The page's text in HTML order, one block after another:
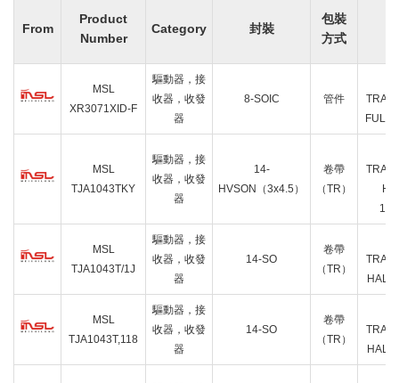
From
Product
Number
Category 封裝
包裝
方式
MSL
XR3071XID-F
驅動器，接
收器，收發
器
8-SOIC 管件
FULL
MSL
TJA1043TKY
驅動器，接
收器，收發
器
14-
HVSON（3x4.5）
卷帶
（TR）
MSL
TJA1043T/1J
驅動器，接
收器，收發
器
14-SO
卷帶
（TR）
HALF
MSL
TJA1043T,118
驅動器，接
收器，收發
器
14-SO
卷帶
（TR）
HALF